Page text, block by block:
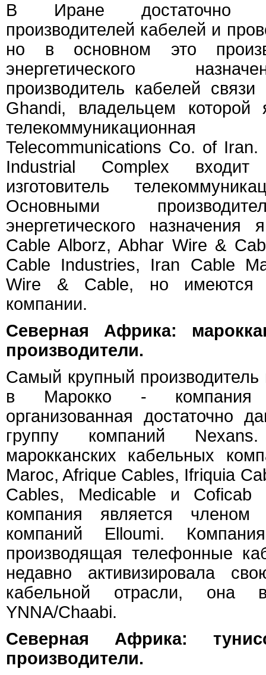
В Иране достаточно
производителей кабелей и
но в основном это
энергетического
производитель кабелей
Ghandi, владельцем которой
Telecommunications Co. of
Industrial Complex входит
изготовитель
Основными
энергетического назначения
Cable Alborz, Abhar Wire &
Cable Industries, Iran Cable
Wire & Cable, но имеются
компании.
Северная Африка:
производители.
Самый крупный производитель
в Марокко - компания
организованная достаточно
группу компаний
марокканских кабельных
Maroc, Afrique Cables, Ifriquia
Cables, Medicable и Coficab
компания является членом
компаний Elloumi.
производящая телефонные
недавно активизировала
кабельной отрасли, она
YNNA/Chaabi.
Северная Африка:
производители.